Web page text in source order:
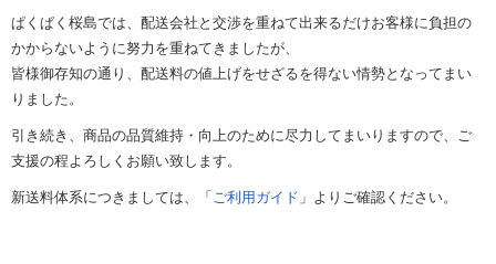
ぱくぱく桜島では、配送会社と交渉を重ねて出来るだけお客様に負担の
かからないように努力を重ねてきましたが、
皆様御存知の通り、配送料の値上げをせざるを得ない情勢となってまい
りました。
引き続き、商品の品質維持・向上のために尽力してまいりますので、ご
支援の程よろしくお願い致します。
新送料体系につきましては、「 ご利用ガイド 」よりご確認ください。